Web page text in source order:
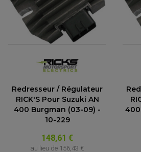
ACCESSOIRES QUAD
ACCESSOIRES ANODISES POUR QUAD
BOUCHON DE RÉSERVOIR QUAD
GUIDON QUAD
KIT DÉCO QUAD / SSV
POIGNÉE QUAD
PROTÈGE-MAINS
PONTETS / REHAUSSES DE GUIDON
Redresseur / Régulateur
RICK'S Pour Suzuki AN
400 Burgman (03-09) -
10-229
148,61 €
au lieu de 156,43 €
400